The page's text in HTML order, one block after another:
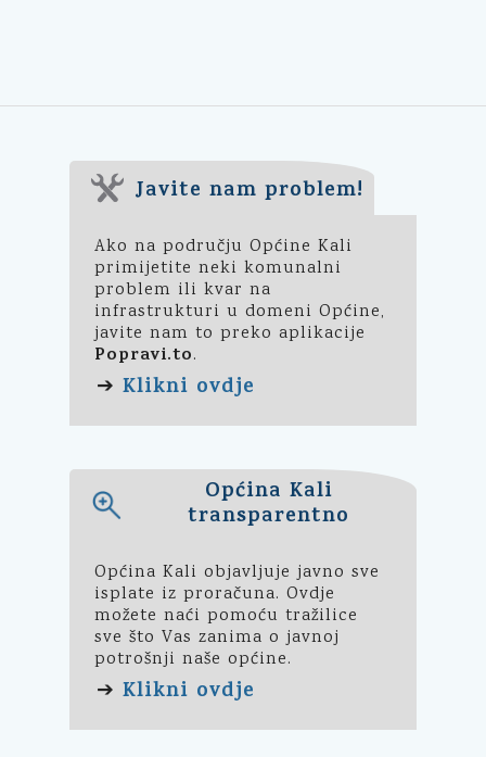
Javite nam problem!
Ako na području Općine Kali
primijetite neki komunalni
problem ili kvar na
infrastrukturi u domeni Općine,
javite nam to preko aplikacije
Popravi.to.
➔ Klikni ovdje
Općina Kali
transparentno
Općina Kali objavljuje javno sve
isplate iz proračuna. Ovdje
možete naći pomoću tražilice
sve što Vas zanima o javnoj
potrošnji naše općine.
➔ Klikni ovdje